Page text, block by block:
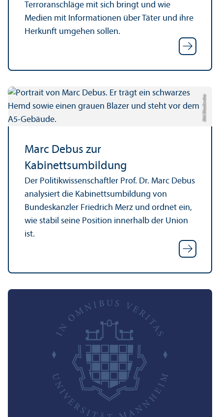
Terroranschläge mit sich bringt und wie
Medien mit Informationen über Täter und ihre
Herkunft umgehen sollen.
Bild: Elisa Berdica
Marc Debus zur
Kabinettsumbildung
Der Politik­wissenschaft­ler Prof. Dr. Marc Debus
analysiert die Kabinettsumbildung von
Bundes­kanzler Friedrich Merz und ordnet ein,
wie stabil seine Position innerhalb der Union
ist.